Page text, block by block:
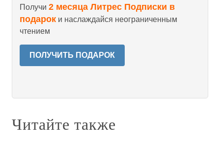
Получи 2 месяца Литрес Подписки в
подарок и наслаждайся неограниченным
чтением
ПОЛУЧИТЬ ПОДАРОК
Читайте также